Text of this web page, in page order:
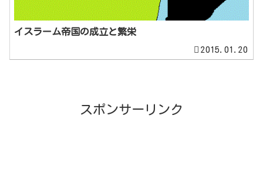
イスラーム帝国の成立と繁栄
2015.01.20
スポンサーリンク